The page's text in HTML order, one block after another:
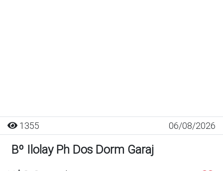
1355 06/08/2026
Bº Ilolay Ph Dos Dorm Garaj